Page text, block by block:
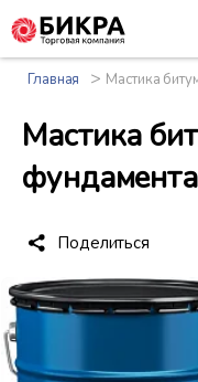
Главная > Мастика
Мастика
фундамента
Поделиться